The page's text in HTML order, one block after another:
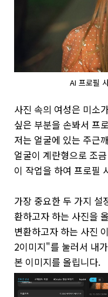
AI 프로필
사진 속의 여성은 미소
싶은 부분을 손봐서 프
저는 얼굴에 있는 주근
얼굴이 계란형으로 조
이 작업을 하여 프로필
가장 중요한 두 가지 설
환하고자 하는 사진을
변환하고자 하는 사진
2이미지"를 눌러서 내
본 이미지를 올립니다.